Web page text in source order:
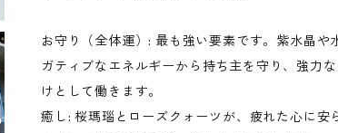
お守り（全体運）: 最も強い要素です。紫水晶や
ガティブなエネルギーから持ち主を守り、強力
けとして働きます。
癒し: 桜瑪瑙とローズクォーツが、疲れた心に安